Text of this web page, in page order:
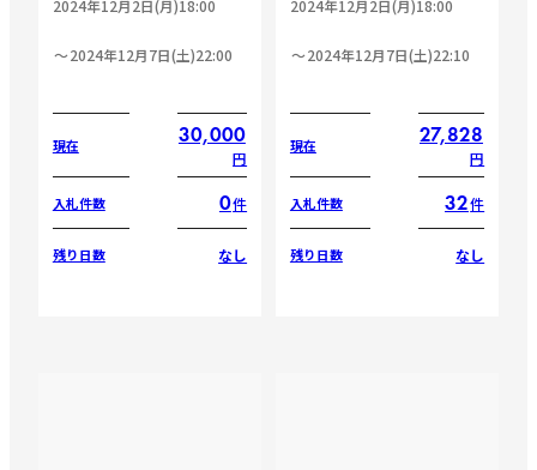
2024年12月2日(月)18:00
2024年12月7日(土)22:00
現在 30,000
円
入札件数 0件
残り日数 なし
2024年12月2日(月)18:00
2024年12月7日(土)22:10
現在 27,828
円
入札件数 32件
残り日数 なし